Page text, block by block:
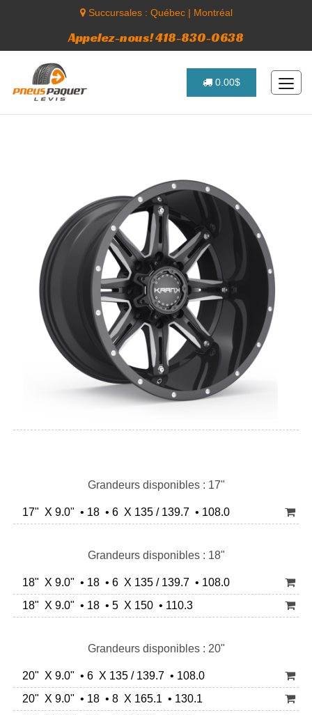
Succursales : Québec| Montréal
Appelez-nous! 418-830-0638
0.00$
Grandeurs disponibles : 17"
17" X 9.0" • 18 • 6 X 135 / 139.7 • 108.0
Grandeurs disponibles : 18"
18" X 9.0" • 18 • 6 X 135 / 139.7 • 108.0
18" X 9.0" • 18 • 5 X 150 • 110.3
Grandeurs disponibles : 20"
20" X 9.0" • 6 X 135 / 139.7 • 108.0
20" X 9.0" • 18 • 8 X 165.1 • 130.1